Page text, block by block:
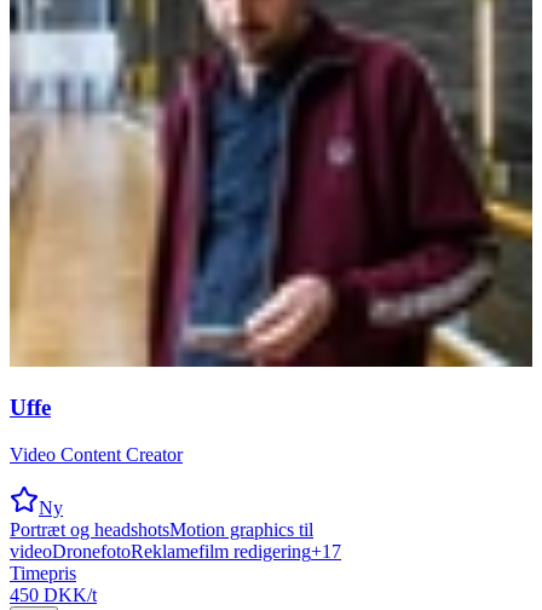
Uffe
Video Content Creator
Ny
Portræt og headshotsMotion graphics til
videoDronefotoReklamefilm redigering+17
Timepris
450 DKK/t